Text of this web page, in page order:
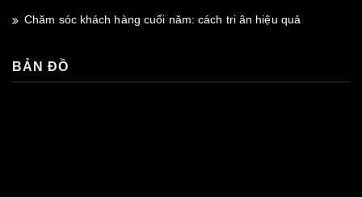
Chăm sóc khách hàng cuối năm: cách tri ân hiệu quả
BẢN ĐỒ